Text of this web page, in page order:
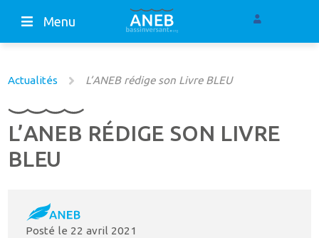
Menu
Actualités L’ANEB rédige son Livre BLEU
L’ANEB RÉDIGE SON LIVRE
BLEU
Posté le 22 avril 2021